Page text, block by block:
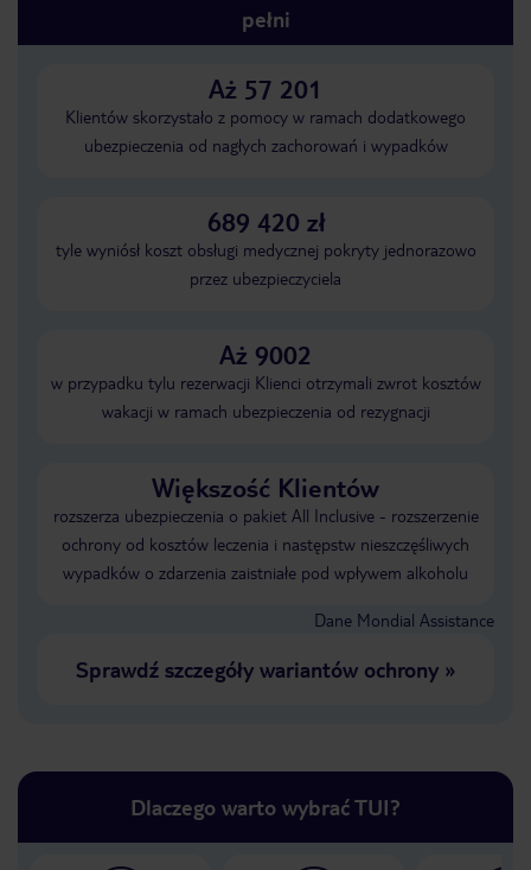
pełni
Aż 57 201
Klientów skorzystało z pomocy w ramach dodatkowego
ubezpieczenia od nagłych zachorowań i wypadków
689 420 zł
tyle wyniósł koszt obsługi medycznej pokryty jednorazowo
przez ubezpieczyciela
Aż 9002
w przypadku tylu rezerwacji Klienci otrzymali zwrot kosztów
wakacji w ramach ubezpieczenia od rezygnacji
Większość Klientów
rozszerza ubezpieczenia o pakiet All Inclusive - rozszerzenie
ochrony od kosztów leczenia i następstw nieszczęśliwych
wypadków o zdarzenia zaistniałe pod wpływem alkoholu
Dane Mondial Assistance
Sprawdź szczegóły wariantów ochrony»
Dlaczego warto wybrać TUI?